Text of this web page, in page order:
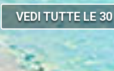
VEDI TUTTE LE